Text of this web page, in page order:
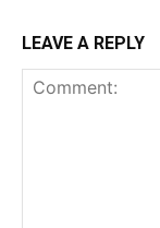
LEAVE A REPLY